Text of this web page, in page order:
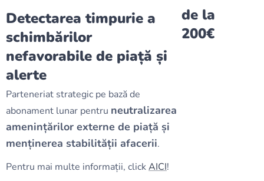
Detectarea timpurie a
schimbărilor
nefavorabile de piață și
alerte
Parteneriat strategic pe bază de
abonament lunar pentru neutralizarea
amenințărilor externe de piață și
menținerea stabilității afacerii.
Pentru mai multe informații, clickAICI!
de la
200€